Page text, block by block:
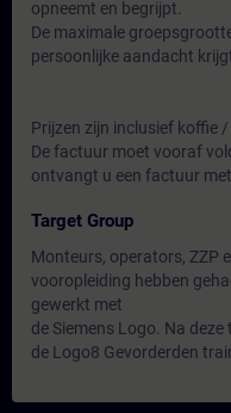
opneemt en begrijpt.
De maximale
persoonlijke aandacht
Prijzen zijn inclusief koffie /
De factuur moet vooraf
ontvangt u een factuur
Target Group
Monteurs, operators, ZZP
vooropleiding hebben
gewerkt met
de Siemens Logo. Na
de Logo8 Gevorderden